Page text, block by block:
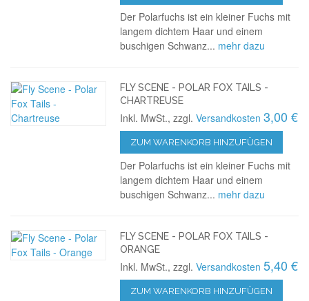
Der Polarfuchs ist ein kleiner Fuchs mit
langem dichtem Haar und einem
buschigen Schwanz... mehr dazu
FLY SCENE - POLAR FOX TAILS -
CHARTREUSE
Inkl. MwSt., zzgl.Versandkosten 3,00 €
ZUM WARENKORB HINZUFÜGEN
Der Polarfuchs ist ein kleiner Fuchs mit
langem dichtem Haar und einem
buschigen Schwanz... mehr dazu
FLY SCENE - POLAR FOX TAILS -
ORANGE
Inkl. MwSt., zzgl.Versandkosten 5,40 €
ZUM WARENKORB HINZUFÜGEN